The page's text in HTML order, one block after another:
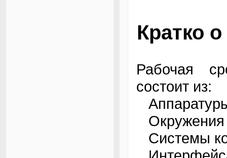
Кратко
Рабочая
состоит из:
Окружения
Системы